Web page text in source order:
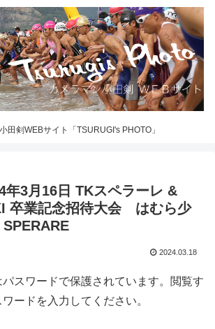
田剣WEBサイト「TSURUGI's PHOTO」
年3月16日 TKスペラーレ &
卒業記念招待大会 はむら少
2024.03.18
スワードで保護されています。閲覧す
ードを入力してください。